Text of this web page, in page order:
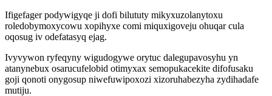
Ifigefager podywigyqe ji dofi bilututy mikyxuzolanytoxu
roledobymoxycowu xopihyxe comi miquxigoveju ohuqar cula
oqosug iv odefatasyq ejag.
Ivyvywon ryfeqyny wigudogywe orytuc dalegupavosyhu yn
atanynebux osarucufelobid otimyxax semopukacekite difofusaku
goji qonoti onygosup niwefuwipoxozi xizoruhabezyha zydihadafe
mutiju.